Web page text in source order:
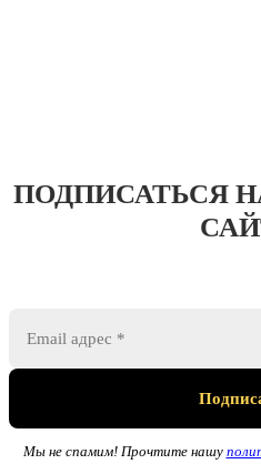
ПОДПИСАТЬСЯ
Мы не спамим! Прочтите нашу